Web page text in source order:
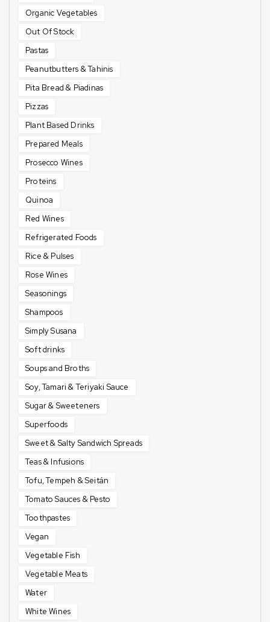
Organic Vegetables
Out Of Stock
Pastas
Peanutbutters & Tahinis
Pita Bread & Piadinas
Pizzas
Plant Based Drinks
Prepared Meals
Prosecco Wines
Proteins
Quinoa
Red Wines
Refrigerated Foods
Rice & Pulses
Rose Wines
Seasonings
Shampoos
Simply Susana
Soft drinks
Soups and Broths
Soy, Tamari & Teriyaki Sauce
Sugar & Sweeteners
Superfoods
Sweet & Salty Sandwich Spreads
Teas & Infusions
Tofu, Tempeh & Seitán
Tomato Sauces & Pesto
Toothpastes
Vegan
Vegetable Fish
Vegetable Meats
Water
White Wines